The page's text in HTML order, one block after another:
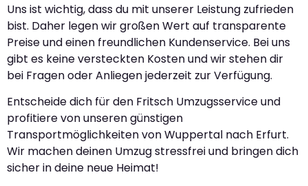
Uns ist wichtig, dass du mit unserer Leistung zufrieden
bist. Daher legen wir großen Wert auf transparente
Preise und einen freundlichen Kundenservice. Bei uns
gibt es keine versteckten Kosten und wir stehen dir
bei Fragen oder Anliegen jederzeit zur Verfügung.
Entscheide dich für den Fritsch Umzugsservice und
profitiere von unseren günstigen
Transportmöglichkeiten von Wuppertal nach Erfurt.
Wir machen deinen Umzug stressfrei und bringen dich
sicher in deine neue Heimat!